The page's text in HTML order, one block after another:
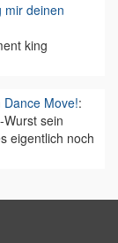
mir deinen
king
Move!:
sein
eigentlich noch